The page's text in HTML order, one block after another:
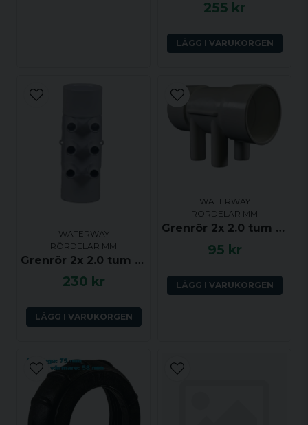
255 kr
LÄGG I VARUKORGEN
WATERWAY
RÖRDELAR MM
Grenrör 2x 2.0 tum (ho) till 6x 0.75 tum (ha)
230 kr
LÄGG I VARUKORGEN
WATERWAY
RÖRDELAR MM
Grenrör 2x 2.0 tum (ho-ho) till 4x 0.75 tum(ha)
95 kr
LÄGG I VARUKORGEN